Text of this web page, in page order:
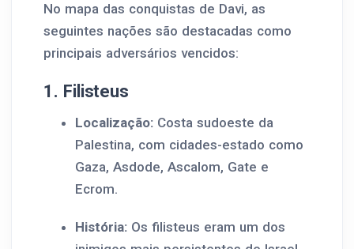
No mapa das conquistas de Davi, as
seguintes nações são destacadas como
principais adversários vencidos:
1. Filisteus
Localização: Costa sudoeste da
Palestina, com cidades-estado como
Gaza, Asdode, Ascalom, Gate e
Ecrom.
História: Os filisteus eram um dos